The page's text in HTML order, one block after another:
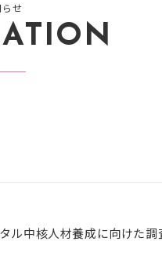
せ
中核人材養成に向けた調